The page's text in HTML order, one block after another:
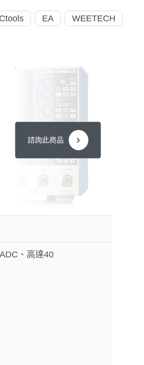
EA WEETECH
諮詢此商品
、高達40